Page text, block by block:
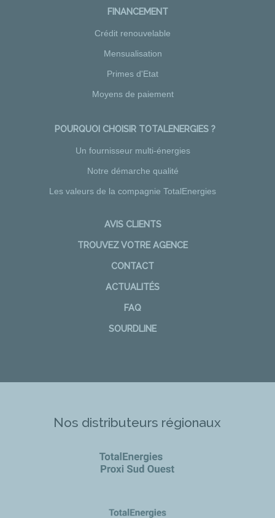
FINANCEMENT
Crédit renouvelable
Mensualisation
Primes d'Etat
Moyens de paiement
POURQUOI CHOISIR TOTALENERGIES ?
Un fournisseur multi-énergies
Notre démarche qualité
Les valeurs de la compagnie TotalEnergies
AVIS CLIENTS
TROUVEZ VOTRE AGENCE
CONTACT
ACTUALITÉS
FAQ
SOURDLINE
Nos distributeurs régionaux